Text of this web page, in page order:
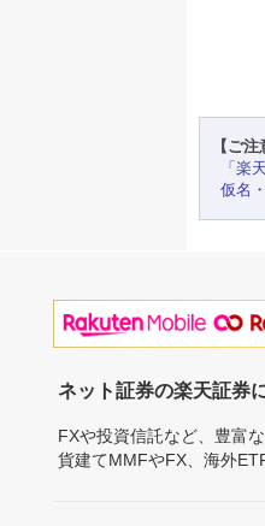
【ご
「楽
仮名
ネット証券の楽天証券
FXや投資信託など、豊富
貨建てMMFやFX、海外